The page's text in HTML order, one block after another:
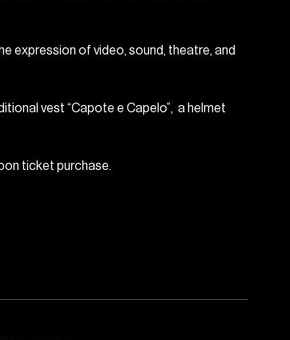
expression of video, sound, theatre, and
vest “Capote e Capelo”,  a helmet
ticket purchase.